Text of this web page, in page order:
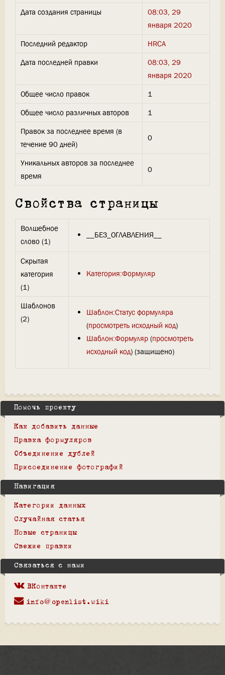
Дата создания страницы
08:03, 29
января 2020
Последний редактор
HRCA
Дата последней правки
08:03, 29
января 2020
Общее число правок
1
Общее число различных авторов
1
Правок за последнее время (в
течение 90 дней)
0
Уникальных авторов за последнее
время
0
Свойства страницы
Волшебное
слово (1)
__БЕЗ_ОГЛАВЛЕНИЯ__
Скрытая
категория
(1)
Категория:Формуляр
Шаблонов
(2)
Шаблон:Статус формуляра
(просмотреть исходный код)
Шаблон:Формуляр(просмотреть
исходный код) (защищено)
Помочь проекту
Как добавить данные
Правка формуляров
Объединение дублей
Присоединение фотографий
Навигация
Категории данных
Случайная статья
Новые страницы
Свежие правки
Связаться с нами
ВКонтакте
info@openlist.wiki